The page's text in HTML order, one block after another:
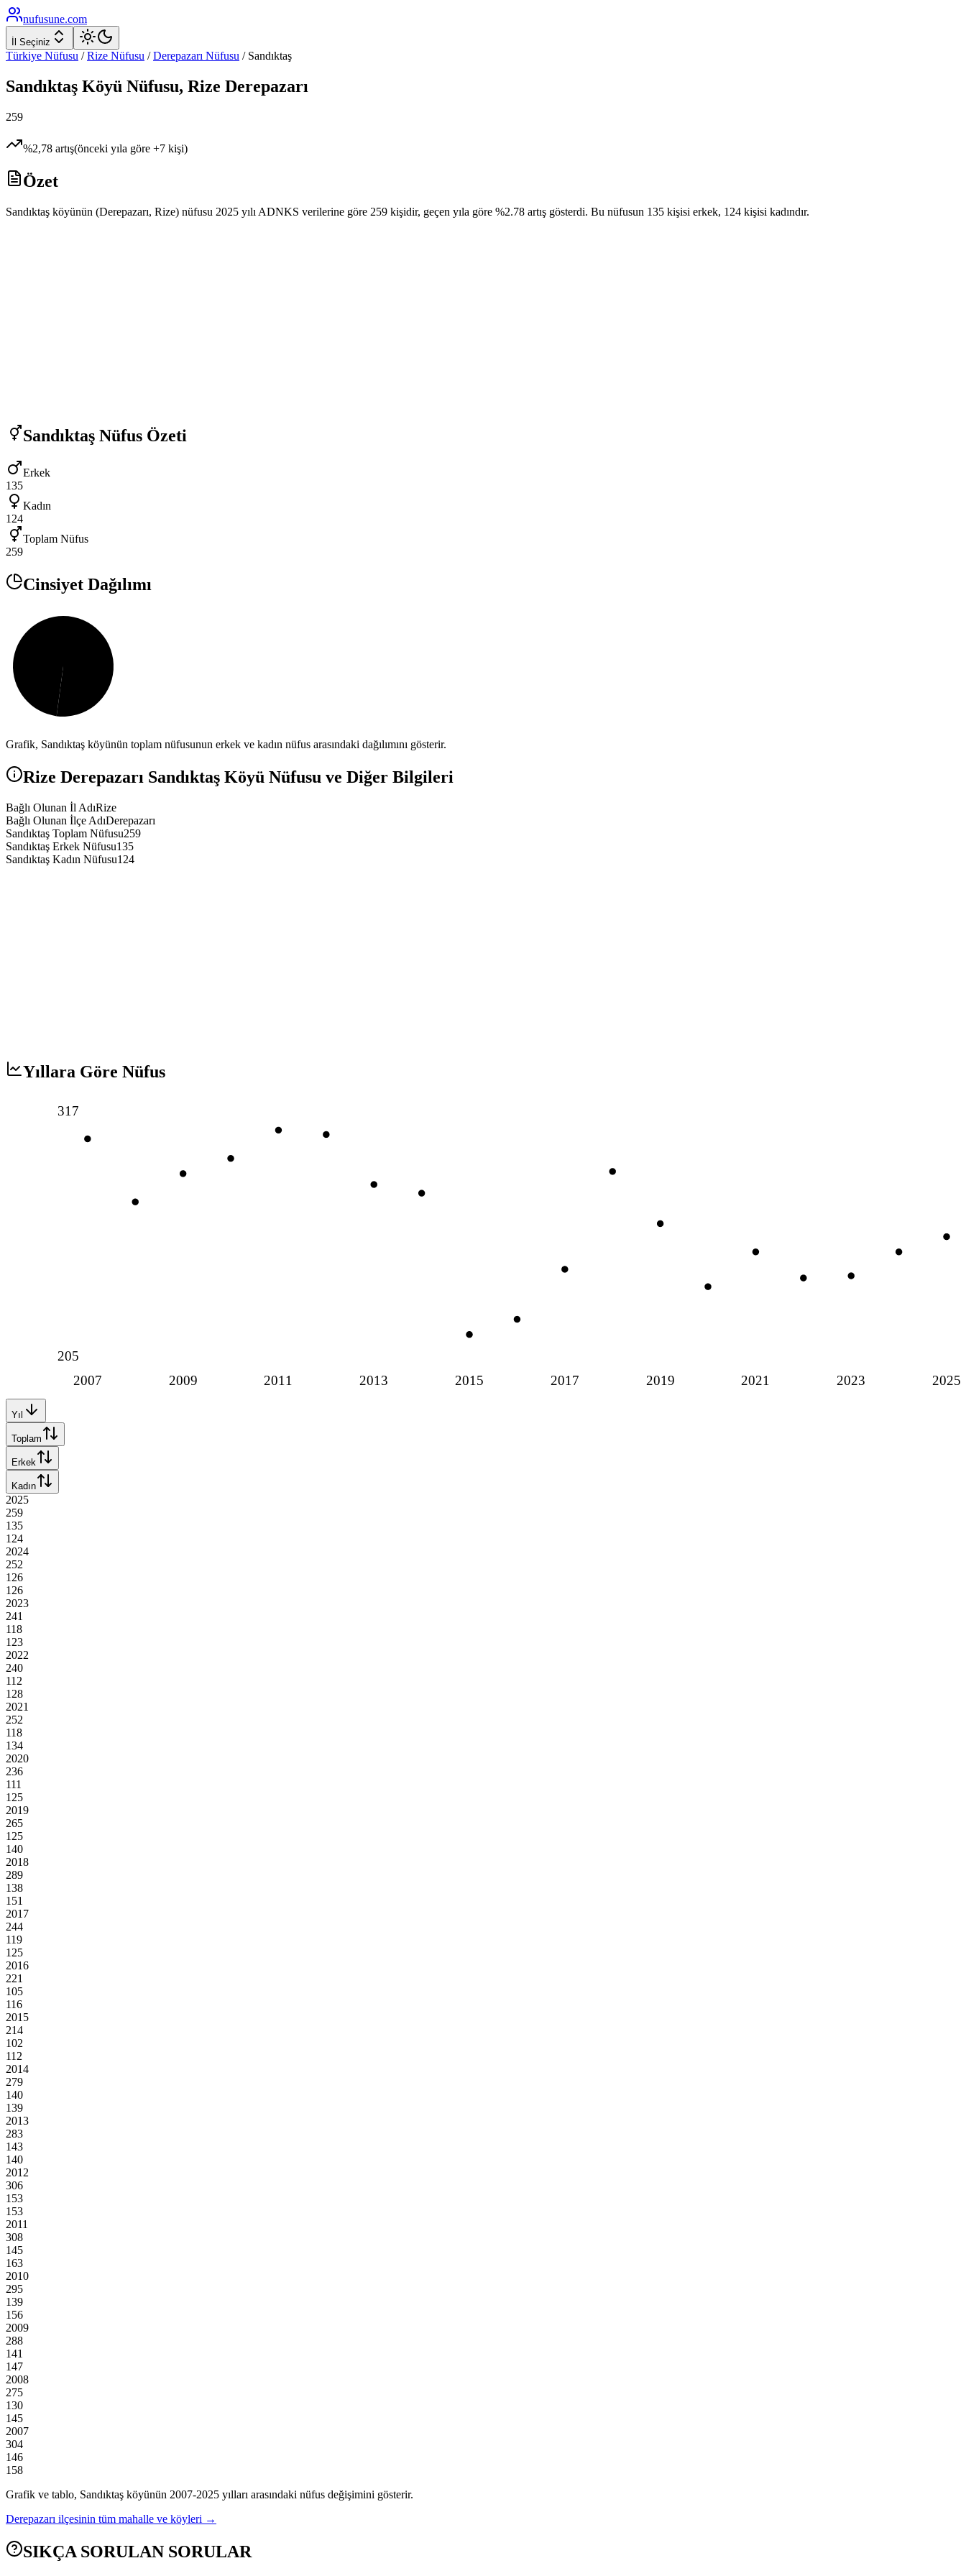
nufusune.com
İl Seçiniz
Türkiye Nüfusu / Rize Nüfusu / Derepazarı Nüfusu / Sandıktaş
Sandıktaş Köyü Nüfusu, Rize Derepazarı
259
%2,78 artış(önceki yıla göre +7 kişi)
Özet
Sandıktaş köyünün (Derepazarı, Rize) nüfusu 2025 yılı ADNKS verilerine göre 259 kişidir, geçen yıla göre %2.78 artış gösterdi. Bu nüfusun 135 kişisi erkek, 124 kişisi kadındır.
Sandıktaş Nüfus Özeti
Erkek
135
Kadın
124
Toplam Nüfus
259
Cinsiyet Dağılımı
Grafik, Sandıktaş köyünün toplam nüfusunun erkek ve kadın nüfus arasındaki dağılımını gösterir.
Rize Derepazarı Sandıktaş Köyü Nüfusu ve Diğer Bilgileri
Bağlı Olunan İl AdıRize
Bağlı Olunan İlçe AdıDerepazarı
Sandıktaş Toplam Nüfusu259
Sandıktaş Erkek Nüfusu135
Sandıktaş Kadın Nüfusu124
Yıllara Göre Nüfus
2007 2009 2011 2013 2015 2017 2019 2021 2023 2025
317
205
Yıl
Toplam
Erkek
Kadın
2025
259
135
124
2024
252
126
126
2023
241
118
123
2022
240
112
128
2021
252
118
134
2020
236
111
125
2019
265
125
140
2018
289
138
151
2017
244
119
125
2016
221
105
116
2015
214
102
112
2014
279
140
139
2013
283
143
140
2012
306
153
153
2011
308
145
163
2010
295
139
156
2009
288
141
147
2008
275
130
145
2007
304
146
158
Grafik ve tablo, Sandıktaş köyünün 2007-2025 yılları arasındaki nüfus değişimini gösterir.
Derepazarı ilçesinin tüm mahalle ve köyleri →
SIKÇA SORULAN SORULAR